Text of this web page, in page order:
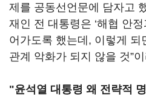
제를 공동선언문에 담자고
재인 전 대통령은 ‘해협 안
어가도록 했는데, 이렇게 되
관계 악화가 되지 않을 것”
"윤석열 대통령 왜 전략적